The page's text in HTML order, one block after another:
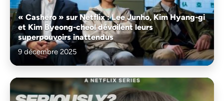
« Cashero » sur Netflix : Lee Junho, Kim Hyang-gi
et Kim Byeong-cheol dévoilent leurs
superpouvoirs inattendus
9 décembre 2025